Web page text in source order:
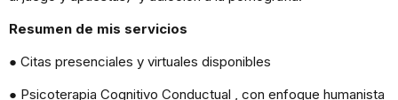
Resumen de mis servicios
● Citas presenciales y virtuales disponibles
● Psicoterapia Cognitivo Conductual , con enfoque humanista